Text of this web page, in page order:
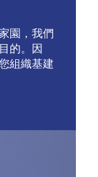
園，我們
的。因
組織基建